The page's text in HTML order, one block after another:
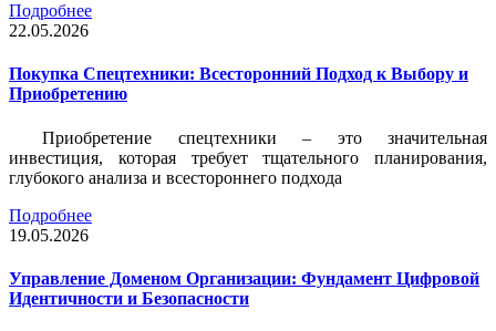
Подробнее
22.05.2026
Покупка Спецтехники: Всесторонний Подход к Выбору и
Приобретению
Приобретение спецтехники – это значительная
инвестиция, которая требует тщательного планирования,
глубокого анализа и всестороннего подхода
Подробнее
19.05.2026
Управление Доменом Организации: Фундамент Цифровой
Идентичности и Безопасности